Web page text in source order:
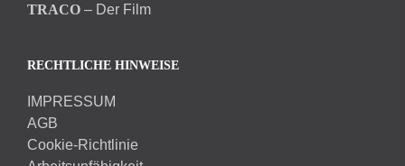
TRACO – Der Film
RECHTLICHE HINWEISE
IMPRESSUM
AGB
Cookie-Richtlinie